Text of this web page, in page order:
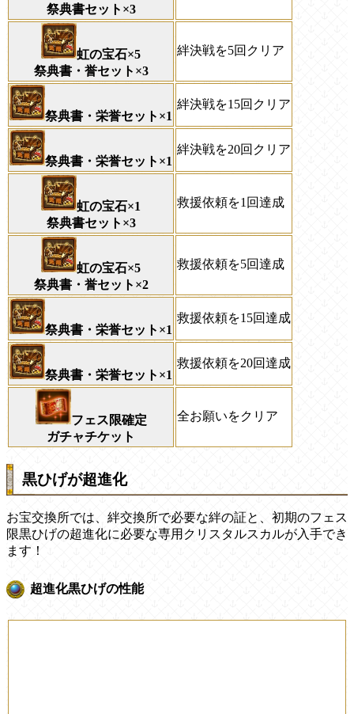
祭典書セット×3
虹の宝石×5
祭典書・誉セット×3
絆決戦を5回クリア
祭典書・栄誉セット×1
絆決戦を15回クリア
祭典書・栄誉セット×1
絆決戦を20回クリア
虹の宝石×1
祭典書セット×3
救援依頼を1回達成
虹の宝石×5
祭典書・誉セット×2
救援依頼を5回達成
祭典書・栄誉セット×1
救援依頼を15回達成
祭典書・栄誉セット×1
救援依頼を20回達成
フェス限確定
ガチャチケット
全お願いをクリア
黒ひげが超進化
お宝交換所では、絆交換所で必要な絆の証と、初期のフェス
限黒ひげの超進化に必要な専用クリスタルスカルが入手でき
ます！
超進化黒ひげの性能